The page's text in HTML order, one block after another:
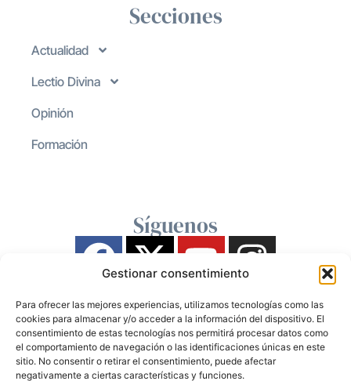
Gestionar consentimiento
Para ofrecer las mejores experiencias, utilizamos tecnologías como las
cookies para almacenar y/o acceder a la información del dispositivo. El
consentimiento de estas tecnologías nos permitirá procesar datos como
el comportamiento de navegación o las identificaciones únicas en este
sitio. No consentir o retirar el consentimiento, puede afectar
negativamente a ciertas características y funciones.
Secciones
Actualidad
Lectio Divina
Opinión
Formación
Síguenos